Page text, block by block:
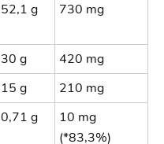
52,1 g 730 mg
30 g
420 mg
15 g
210 mg
0,71 g
10 mg
(*83,3%)